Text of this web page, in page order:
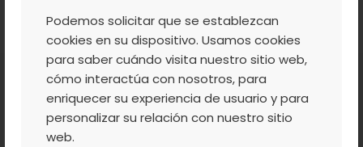
Podemos solicitar que se establezcan
cookies en su dispositivo. Usamos cookies
para saber cuándo visita nuestro sitio web,
cómo interactúa con nosotros, para
enriquecer su experiencia de usuario y para
personalizar su relación con nuestro sitio
web.
S.COOP